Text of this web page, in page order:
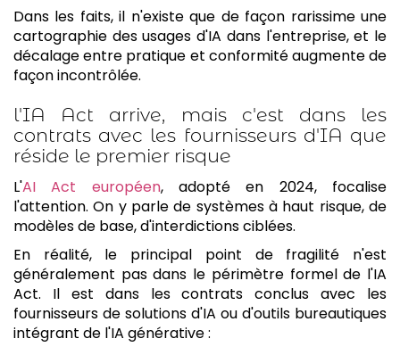
Dans les faits, il n'existe que de façon rarissime une
cartographie des usages d'IA dans l'entreprise, et le
décalage entre pratique et conformité augmente de
façon incontrôlée.
l'IA Act arrive, mais c'est dans les
contrats avec les fournisseurs d'IA que
réside le premier risque
L'AI Act européen, adopté en 2024, focalise
l'attention. On y parle de systèmes à haut risque, de
modèles de base, d'interdictions ciblées.
En réalité, le principal point de fragilité n'est
généralement pas dans le périmètre formel de l'IA
Act. Il est dans les contrats conclus avec les
fournisseurs de solutions d'IA ou d'outils bureautiques
intégrant de l'IA générative :